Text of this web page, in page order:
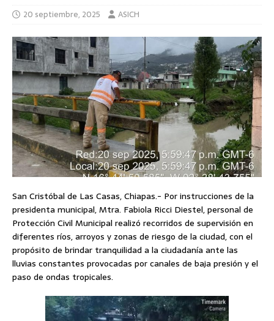
20 septiembre, 2025 ASICH
San Cristóbal de Las Casas, Chiapas.- Por instrucciones de la
presidenta municipal, Mtra. Fabiola Ricci Diestel, personal de
Protección Civil Municipal realizó recorridos de supervisión en
diferentes ríos, arroyos y zonas de riesgo de la ciudad, con el
propósito de brindar tranquilidad a la ciudadanía ante las
lluvias constantes provocadas por canales de baja presión y el
paso de ondas tropicales.